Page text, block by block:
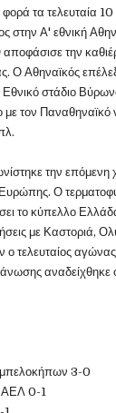
τα τελευταία
στην Α' εθνική
την
Ο Αθηναϊκός
στάδιο
τον Παναθηναϊκό
την επόμενη
Ο
το κύπελλο
με Καστοριά,
τελευταίος αγώνας
3-0
ΑΕΛ 0-1